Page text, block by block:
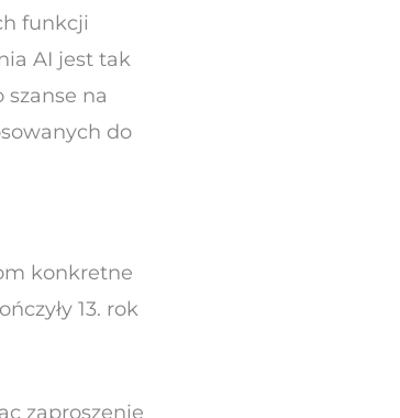
funkcji
AI jest tak
na
do
konkretne
13. rok
zaproszenie